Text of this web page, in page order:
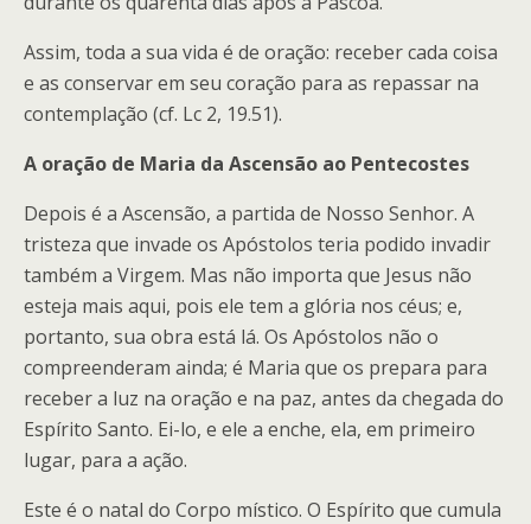
Assim, toda a sua vida é de oração: receber cada coisa
e as conservar em seu coração para as repassar na
contemplação (cf. Lc 2, 19.51).
A oração de Maria da Ascensão ao Pentecostes
Depois é a Ascensão, a partida de Nosso Senhor. A
tristeza que invade os Apóstolos teria podido invadir
também a Virgem. Mas não importa que Jesus não
esteja mais aqui, pois ele tem a glória nos céus; e,
portanto, sua obra está lá. Os Apóstolos não o
compreenderam ainda; é Maria que os prepara para
receber a luz na oração e na paz, antes da chegada do
Espírito Santo. Ei-lo, e ele a enche, ela, em primeiro
lugar, para a ação.
Este é o natal do Corpo místico. O Espírito que cumula